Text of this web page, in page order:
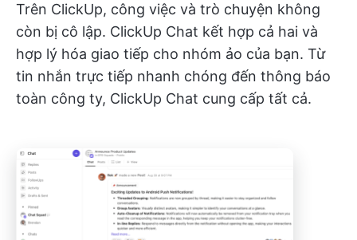
Trên ClickUp, công việc và trò chuyện không
còn bị cô lập. ClickUp Chat kết hợp cả hai và
hợp lý hóa giao tiếp cho nhóm ảo của bạn. Từ
tin nhắn trực tiếp nhanh chóng đến thông báo
toàn công ty, ClickUp Chat cung cấp tất cả.